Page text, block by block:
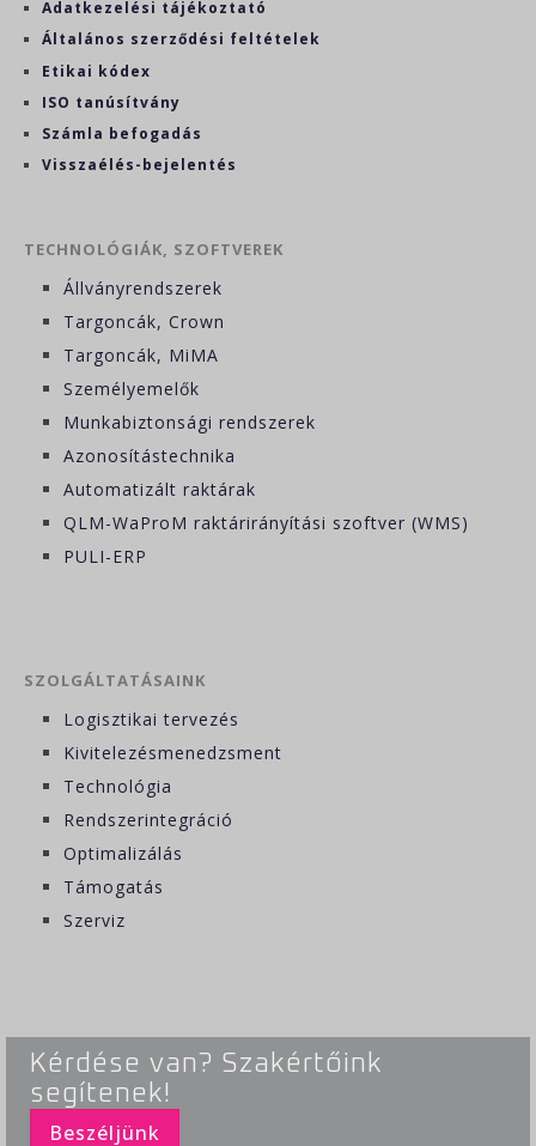
Adatkezelési tájékoztató
Általános szerződési feltételek
Etikai kódex
ISO tanúsítvány
Számla befogadás
Visszaélés-bejelentés
TECHNOLÓGIÁK, SZOFTVEREK
Állványrendszerek
Targoncák, Crown
Targoncák, MiMA
Személyemelők
Munkabiztonsági rendszerek
Azonosítástechnika
Automatizált raktárak
QLM-WaProM raktárirányítási szoftver (WMS)
PULI-ERP
SZOLGÁLTATÁSAINK
Logisztikai tervezés
Kivitelezésmenedzsment
Technológia
Rendszerintegráció
Optimalizálás
Támogatás
Szerviz
Kérdése van? Szakértőink
segítenek!
Beszéljünk